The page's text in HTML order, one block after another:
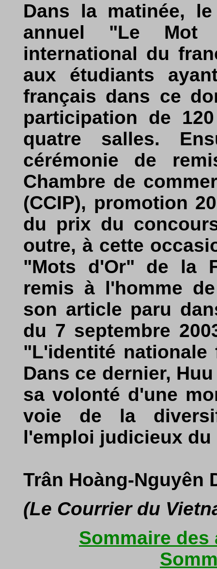
Dans la matinée,
annuel "Le Mot
international du
aux étudiants
français dans ce
participation de
quatre salles.
cérémonie de
Chambre de
(CCIP), promotion
du prix du
outre, à cette
"Mots d'Or" de la
remis à l'homme
son article paru
du 7 septembre
"L'identité
Dans ce dernier,
sa volonté d'une
voie de la
l'emploi judicieux
Trân Hoàng-Nguyên
(Le Courrier du
Sommaire des